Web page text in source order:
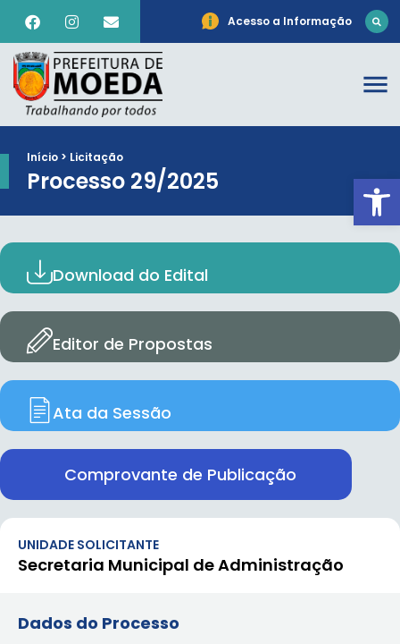
Acesso a Informação
Início > Licitação
Processo 29/2025
Download do Edital
Editor de Propostas
Ata da Sessão
Comprovante de Publicação
UNIDADE SOLICITANTE
Secretaria Municipal de Administração
Dados do Processo